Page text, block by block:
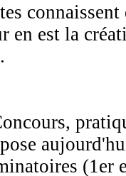
en est la
.
(1er